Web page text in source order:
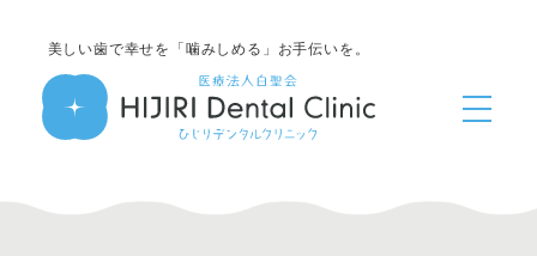
美しい歯で幸せを「噛みしめる」お手伝いを。